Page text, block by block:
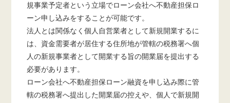
規事業予定者という立場でローン会社へ不動産担保ロ
ーン申し込みをすることが可能です。
法人とは関係なく個人自営業者として新規開業するに
は、資金需要者が居住する住所地が管轄の税務署へ個
人の新規事業者として開業する旨の開業届を提出する
必要があります。
ローン会社へ不動産担保ローン融資を申し込み際に管
轄の税務署へ提出した開業届の控えや、個人で新規開